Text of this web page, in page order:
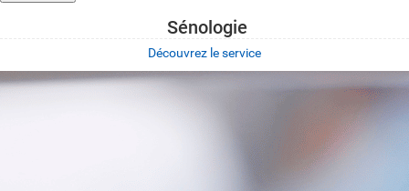
Sénologie
Découvrez le service